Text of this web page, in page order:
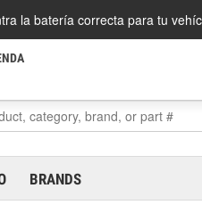
la batería correcta para tu
BRANDS